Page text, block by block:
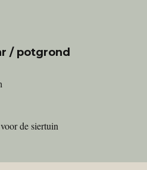
/ potgrond
de siertuin